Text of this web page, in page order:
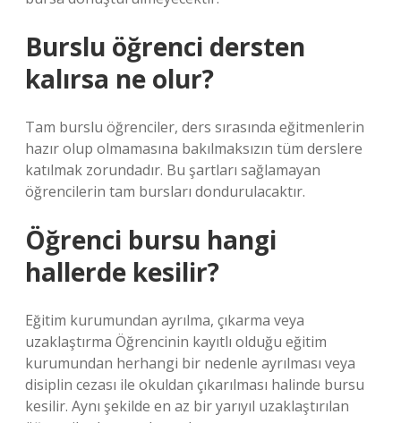
Burslu öğrenci dersten
kalırsa ne olur?
Tam burslu öğrenciler, ders sırasında eğitmenlerin
hazır olup olmamasına bakılmaksızın tüm derslere
katılmak zorundadır. Bu şartları sağlamayan
öğrencilerin tam bursları dondurulacaktır.
Öğrenci bursu hangi
hallerde kesilir?
Eğitim kurumundan ayrılma, çıkarma veya
uzaklaştırma Öğrencinin kayıtlı olduğu eğitim
kurumundan herhangi bir nedenle ayrılması veya
disiplin cezası ile okuldan çıkarılması halinde bursu
kesilir. Aynı şekilde en az bir yarıyıl uzaklaştırılan